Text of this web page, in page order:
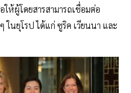
ห้ผู้โดยสารสามารถเชื่อมต่อ
ในยุโรป ได้แก่ ซูริค เวียนนา และ